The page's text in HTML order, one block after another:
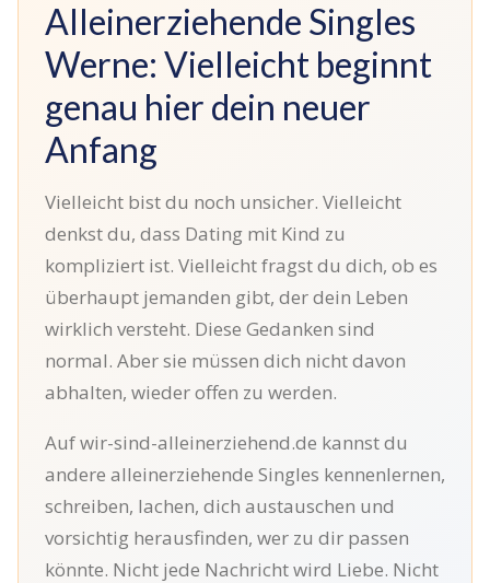
Alleinerziehende Singles
Werne: Vielleicht beginnt
genau hier dein neuer
Anfang
Vielleicht bist du noch unsicher. Vielleicht
denkst du, dass Dating mit Kind zu
kompliziert ist. Vielleicht fragst du dich, ob es
überhaupt jemanden gibt, der dein Leben
wirklich versteht. Diese Gedanken sind
normal. Aber sie müssen dich nicht davon
abhalten, wieder offen zu werden.
Auf wir-sind-alleinerziehend.de kannst du
andere alleinerziehende Singles kennenlernen,
schreiben, lachen, dich austauschen und
vorsichtig herausfinden, wer zu dir passen
könnte. Nicht jede Nachricht wird Liebe. Nicht